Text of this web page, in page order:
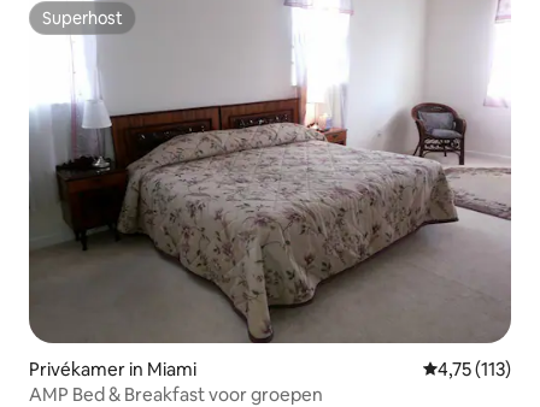
Superhost
Superhost
Privékamer in Miami Gemiddelde
4,75 (113)
AMP Bed & Breakfast voor groepen